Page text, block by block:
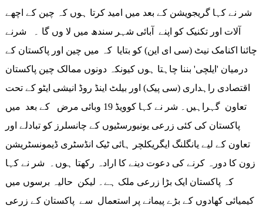
شر نے کہا گریجویشن کے بعد میں امید کرتا ہوں کہ چین کے اچھے
آلات اور تکنیک کو اپنے آبائی شہر سندھ میں لا وں گا ۔ شرنے
چائنا اکنامک نیٹ (سی ای این) کو بتایا کہ میں چین اور پاکستان کے
درمیان 'ایلچی' بننا چاہتا ہوں کیونکہ دونوں ممالک چین پاکستان
اقتصادی راہداری (سی پیک) اور بیلٹ اینڈ روڈ انیشی ایٹو کے تحت
تعاون گہراہیں۔ شر نے کہا کوویڈ 19 وبائی مرض کے بعد میں
پاکستان کی کئی زرعی یونیورسٹیوں کے چانسلرز کو تبادلے اور
تعاون کے لیے یانگلنگ ایگریکلچر ہائی ٹیک انڈسٹری ڈیمونسٹریشن
زون کا دورہ کرنے کی دعوت دینے کا ارادہ رکھتا ہوں۔ شر نے کہا
کہ پاکستان ایک بڑا زرعی ملک ہے۔ لیکن حالیہ برسوں میں
کیمیائی کھادوں کے بڑے پیمانے پر استعمال سے پاکستان کے زرعی